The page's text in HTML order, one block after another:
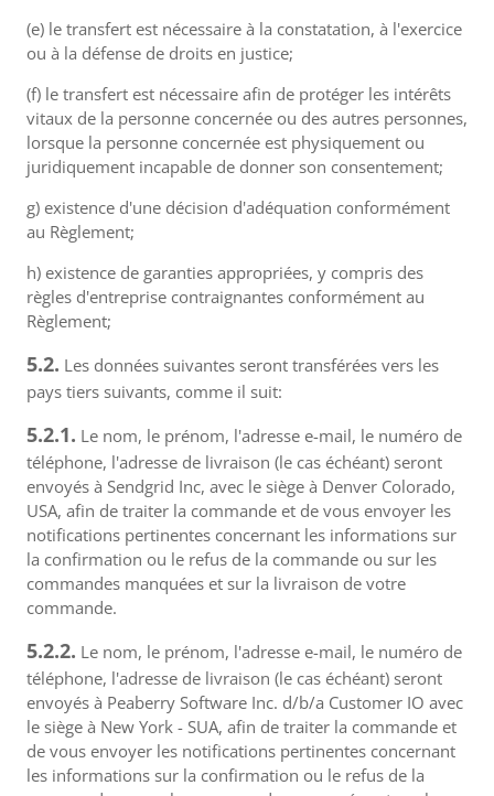
(e) le transfert est nécessaire à la constatation, à l'exercice
ou à la défense de droits en justice;
(f) le transfert est nécessaire afin de protéger les intérêts
vitaux de la personne concernée ou des autres personnes,
lorsque la personne concernée est physiquement ou
juridiquement incapable de donner son consentement;
g) existence d'une décision d'adéquation conformément
au Règlement;
h) existence de garanties appropriées, y compris des
règles d'entreprise contraignantes conformément au
Règlement;
5.2. Les données suivantes seront transférées vers les
pays tiers suivants, comme il suit:
5.2.1. Le nom, le prénom, l'adresse e-mail, le numéro de
téléphone, l'adresse de livraison (le cas échéant) seront
envoyés à Sendgrid Inc, avec le siège à Denver Colorado,
USA, afin de traiter la commande et de vous envoyer les
notifications pertinentes concernant les informations sur
la confirmation ou le refus de la commande ou sur les
commandes manquées et sur la livraison de votre
commande.
5.2.2. Le nom, le prénom, l'adresse e-mail, le numéro de
téléphone, l'adresse de livraison (le cas échéant) seront
envoyés à Peaberry Software Inc. d/b/a Customer IO avec
le siège à New York - SUA, afin de traiter la commande et
de vous envoyer les notifications pertinentes concernant
les informations sur la confirmation ou le refus de la